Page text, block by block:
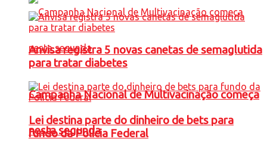
Campanha Nacional de Multivacinação começa
nesta segunda
Anvisa registra 5 novas canetas de semaglutida
para tratar diabetes
Lei destina parte do dinheiro de bets para
fundo da Polícia Federal